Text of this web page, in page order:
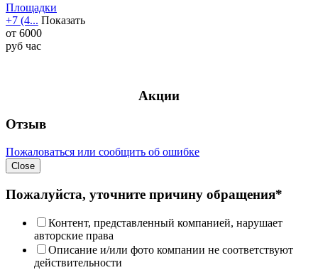
Площадки
+7 (4... Показать
от 6000
руб час
Акции
Отзыв
Пожаловаться или сообщить об ошибке
Close
Пожалуйста, уточните причину обращения*
Контент, представленный компанией, нарушает
авторские права
Описание и/или фото компании не соответствуют
действительности